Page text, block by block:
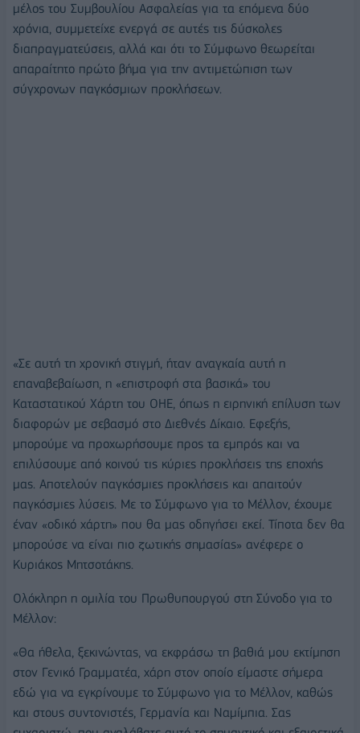
μέλος του Συμβουλίου Ασφαλείας για τα επόμενα δύο
χρόνια, συμμετείχε ενεργά σε αυτές τις δύσκολες
διαπραγματεύσεις, αλλά και ότι το Σύμφωνο θεωρείται
απαραίτητο πρώτο βήμα για την αντιμετώπιση των
σύγχρονων παγκόσμιων προκλήσεων.
«Σε αυτή τη χρονική στιγμή, ήταν αναγκαία αυτή η
επαναβεβαίωση, η «επιστροφή στα βασικά» του
Καταστατικού Χάρτη του ΟΗΕ, όπως η ειρηνική επίλυση των
διαφορών με σεβασμό στο Διεθνές Δίκαιο. Εφεξής,
μπορούμε να προχωρήσουμε προς τα εμπρός και να
επιλύσουμε από κοινού τις κύριες προκλήσεις της εποχής
μας. Αποτελούν παγκόσμιες προκλήσεις και απαιτούν
παγκόσμιες λύσεις. Με το Σύμφωνο για το Μέλλον, έχουμε
έναν «οδικό χάρτη» που θα μας οδηγήσει εκεί. Τίποτα δεν θα
μπορούσε να είναι πιο ζωτικής σημασίας» ανέφερε ο
Κυριάκος Μητσοτάκης.
Ολόκληρη η ομιλία του Πρωθυπουργού στη Σύνοδο για το
Μέλλον:
«Θα ήθελα, ξεκινώντας, να εκφράσω τη βαθιά μου εκτίμηση
στον Γενικό Γραμματέα, χάρη στον οποίο είμαστε σήμερα
εδώ για να εγκρίνουμε το Σύμφωνο για το Μέλλον, καθώς
και στους συντονιστές, Γερμανία και Ναμίμπια. Σας